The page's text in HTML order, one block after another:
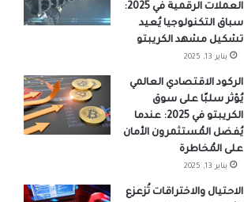
العملات الرقمية في 2025:
سباق التكنولوجيا يُعيد
تشكيل مشهد الكريبتو
يناير 13, 2025
الركود الاقتصادي العالمي
يُؤثر سلبًا على سوق
الكريبتو في 2025: عندما
يُفضل المُستثمرون الأمان
على المُخاطرة
يناير 13, 2025
الاحتيال والاختراقات تُزعزع